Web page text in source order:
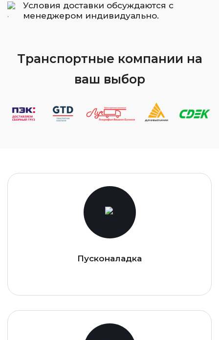
Условия доставки обсуждаются с
менеджером индивидуально.
Транспортные компании на
ваш выбор
Пусконаладка